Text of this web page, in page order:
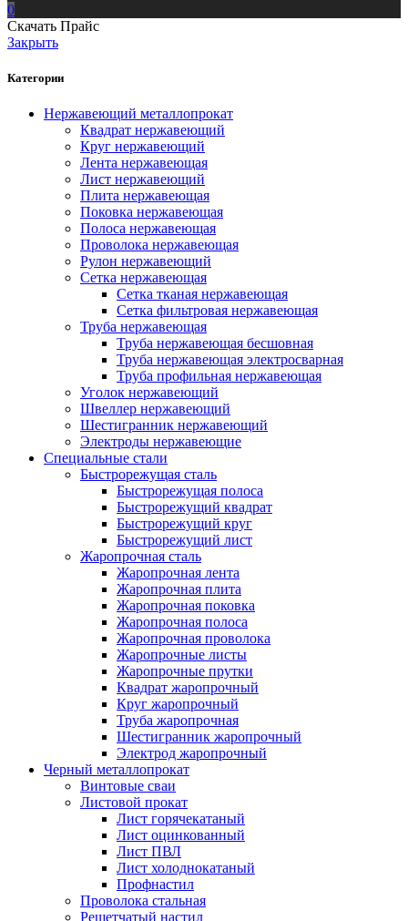
0
Скачать Прайс
Закрыть
Категории
Нержавеющий металлопрокат
Квадрат нержавеющий
Круг нержавеющий
Лента нержавеющая
Лист нержавеющий
Плита нержавеющая
Поковка нержавеющая
Полоса нержавеющая
Проволока нержавеющая
Рулон нержавеющий
Сетка нержавеющая
Сетка тканая нержавеющая
Сетка фильтровая нержавеющая
Труба нержавеющая
Труба нержавеющая бесшовная
Труба нержавеющая электросварная
Труба профильная нержавеющая
Уголок нержавеющий
Швеллер нержавеющий
Шестигранник нержавеющий
Электроды нержавеющие
Специальные стали
Быстрорежущая сталь
Быстрорежущая полоса
Быстрорежущий квадрат
Быстрорежущий круг
Быстрорежущий лист
Жаропрочная сталь
Жаропрочная лента
Жаропрочная плита
Жаропрочная поковка
Жаропрочная полоса
Жаропрочная проволока
Жаропрочные листы
Жаропрочные прутки
Квадрат жаропрочный
Круг жаропрочный
Труба жаропрочная
Шестигранник жаропрочный
Электрод жаропрочный
Черный металлопрокат
Винтовые сваи
Листовой прокат
Лист горячекатаный
Лист оцинкованный
Лист ПВЛ
Лист холоднокатаный
Профнастил
Проволока стальная
Решетчатый настил